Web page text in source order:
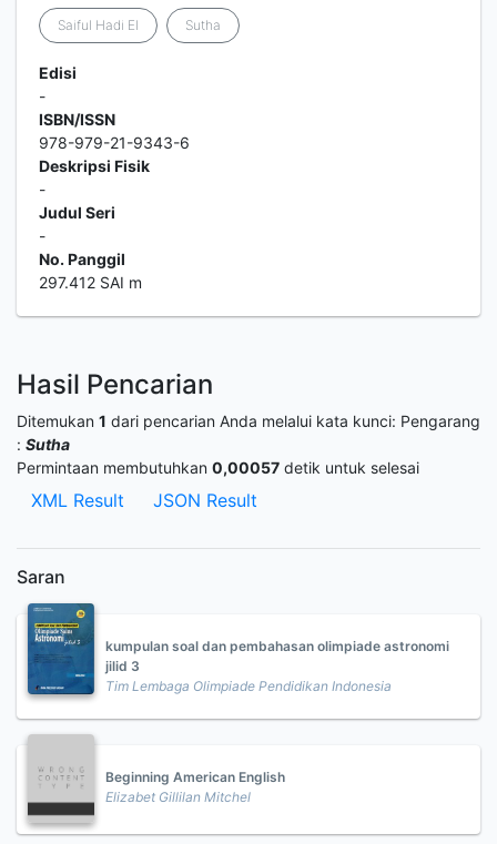
Saiful Hadi El Sutha
Edisi
-
ISBN/ISSN
978-979-21-9343-6
Deskripsi Fisik
-
Judul Seri
-
No. Panggil
297.412 SAI m
Hasil Pencarian
Ditemukan 1 dari pencarian Anda melalui kata kunci: Pengarang
: Sutha
Permintaan membutuhkan 0,00057 detik untuk selesai
XML Result JSON Result
Saran
kumpulan soal dan pembahasan olimpiade astronomi
jilid 3
Tim Lembaga Olimpiade Pendidikan Indonesia
Beginning American English
Elizabet Gillilan Mitchel